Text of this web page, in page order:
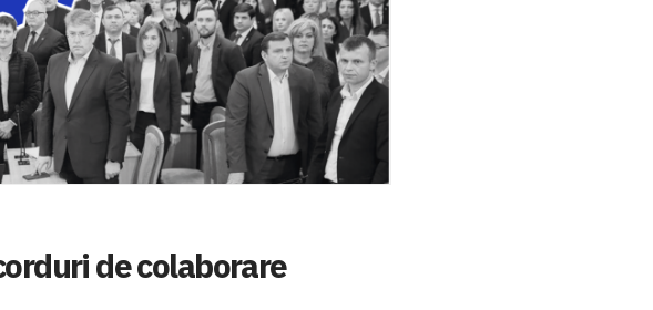
de colaborare